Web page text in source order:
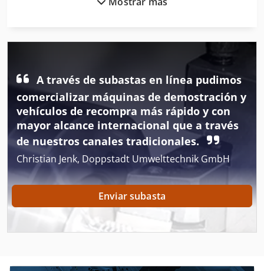
Auerbach
Auerbach Ax3 Tlf
Cabere
Canales
Centrado
A través de subastas en línea pudimos
comercializar máquinas de demostración y
vehículos de recompra más rápido y con
mayor alcance internacional que a través
de nuestros canales tradicionales.
Christian Jenk, Doppstadt Umwelttechnik GmbH
Enviar subasta